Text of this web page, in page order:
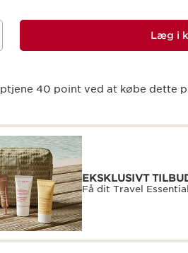
Læg i
40 point ved at købe dette
EKSKLUSIVT
Få dit Travel